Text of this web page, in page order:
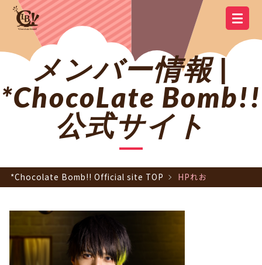
OFFICIAL SITE TOP
NEWS MEMBER
SCHEDULE DISCOGRAPHY
GOODS
Q&A CONTACT
YOUTUBE
CHANNEL
OFFICIAL LINE
OFFICIAL
TWITTER
メンバー情報 |
*ChocoLate Bomb!!
公式サイト
*Chocolate Bomb!! Official site TOP HPれお